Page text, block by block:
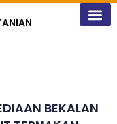
BEKALAN